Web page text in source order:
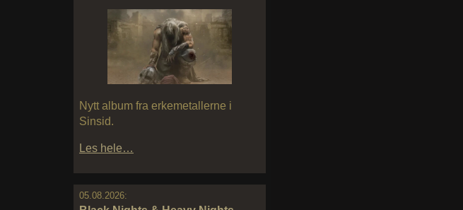
Nytt album fra erkemetallerne i
Sinsid.
Les hele…
05.08.2026: